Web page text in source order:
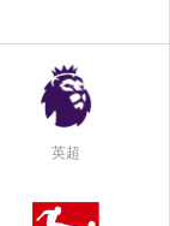
英超